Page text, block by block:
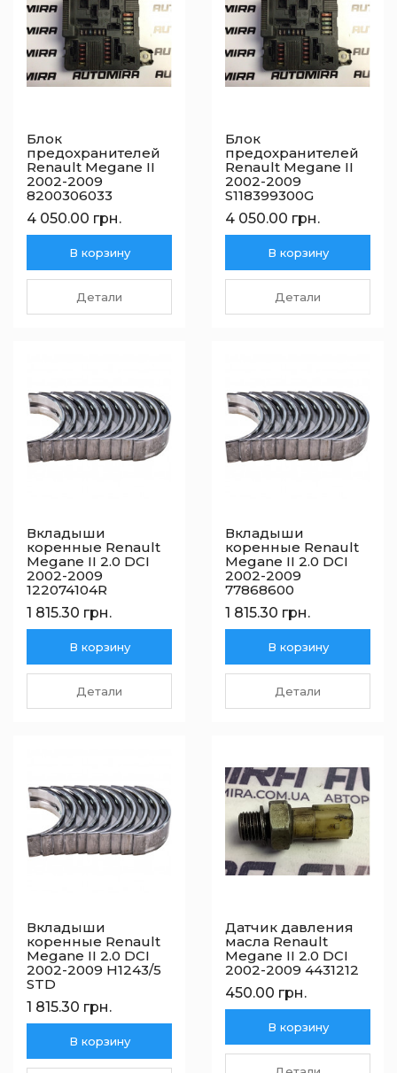
Блок
предохранителей
Renault Megane II
2002-2009
8200306033
4 050.00 грн.
В корзину
Детали
Блок
предохранителей
Renault Megane II
2002-2009
S118399300G
4 050.00 грн.
В корзину
Детали
Вкладыши
коренные Renault
Megane II 2.0 DCI
2002-2009
122074104R
1 815.30 грн.
В корзину
Детали
Вкладыши
коренные Renault
Megane II 2.0 DCI
2002-2009
77868600
1 815.30 грн.
В корзину
Детали
Вкладыши
коренные Renault
Megane II 2.0 DCI
2002-2009 H1243/5
STD
1 815.30 грн.
В корзину
Датчик давления
масла Renault
Megane II 2.0 DCI
2002-2009 4431212
450.00 грн.
В корзину